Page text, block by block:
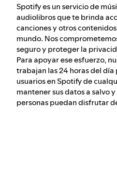
Integridad
Nuestro enfoque
y engañoso
Nuestro enfoque
Spotify es un servicio de
audiolibros que te brinda
canciones y otros
mundo. Nos
seguro y proteger la
Para apoyar ese esfuerzo,
trabajan las 24 horas del
usuarios en Spotify de
mantener sus datos a salvo
personas puedan disfrutar